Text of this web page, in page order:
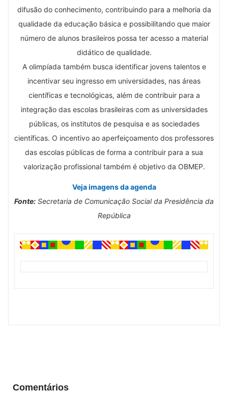
difusão do conhecimento, contribuindo para a melhoria da
qualidade da educação básica e possibilitando que maior
número de alunos brasileiros possa ter acesso a material
didático de qualidade.
A olimpíada também busca identificar jovens talentos e
incentivar seu ingresso em universidades, nas áreas
científicas e tecnológicas, além de contribuir para a
integração das escolas brasileiras com as universidades
públicas, os institutos de pesquisa e as sociedades
científicas. O incentivo ao aperfeiçoamento dos professores
das escolas públicas de forma a contribuir para a sua
valorização profissional também é objetivo da OBMEP.
Veja imagens da agenda
Fonte: Secretaria de Comunicação Social da Presidência da
República
Comentários